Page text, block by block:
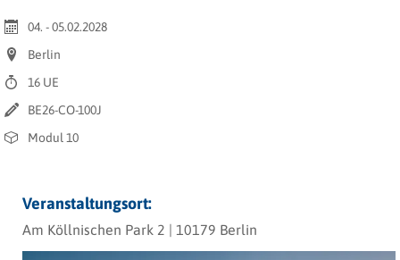
04. - 05.02.2028
Berlin
16 UE
BE26-CO-100J
Modul 10
Veranstaltungsort:
Am Köllnischen Park 2 | 10179 Berlin